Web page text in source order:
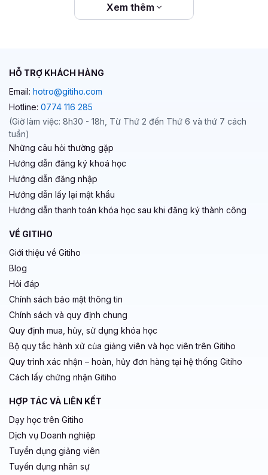
Xem thêm
HỖ TRỢ KHÁCH HÀNG
Email: hotro@gitiho.com
Hotline: 0774 116 285
(Giờ làm việc: 8h30 - 18h, Từ Thứ 2 đến Thứ 6 và thứ 7 cách
tuần)
Những câu hỏi thường gặp
Hướng dẫn đăng ký khoá học
Hướng dẫn đăng nhập
Hướng dẫn lấy lại mật khẩu
Hướng dẫn thanh toán khóa học sau khi đăng ký thành công
VỀ GITIHO
Giới thiệu về Gitiho
Blog
Hỏi đáp
Chính sách bảo mật thông tin
Chính sách và quy định chung
Quy định mua, hủy, sử dụng khóa học
Bộ quy tắc hành xử của giảng viên và học viên trên Gitiho
Quy trình xác nhận – hoàn, hủy đơn hàng tại hệ thống Gitiho
Cách lấy chứng nhận Gitiho
HỢP TÁC VÀ LIÊN KẾT
Dạy học trên Gitiho
Dịch vụ Doanh nghiệp
Tuyển dụng giảng viên
Tuyển dụng nhân sự